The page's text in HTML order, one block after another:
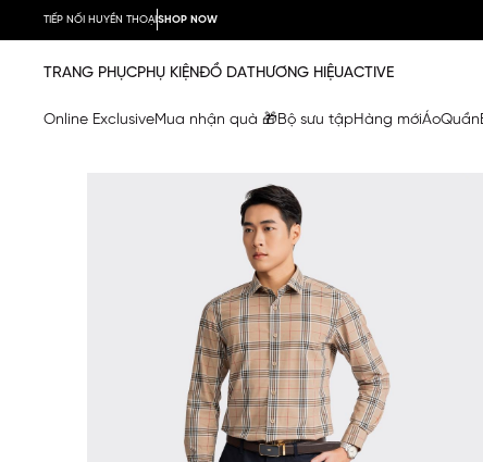
TIẾP NỐI HUYỀN THOẠISHOP NOW
TRANG PHỤCPHỤ KIỆNĐỒ DATHƯƠNG HIỆUACTIVE
Online ExclusiveMua nhận quà 🎁Bộ sưu tậpHàng mớiÁoQuần